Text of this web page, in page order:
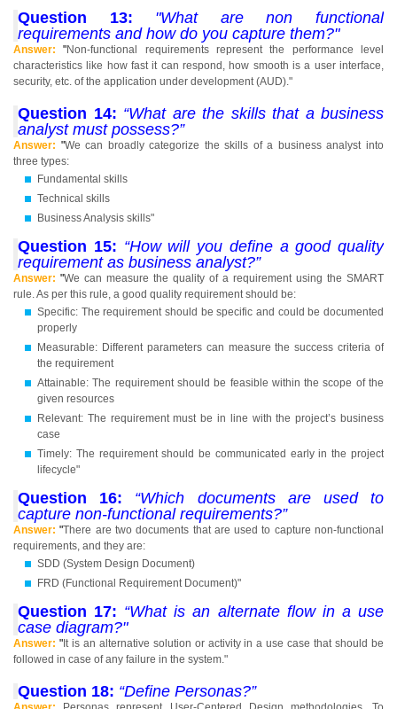
Question 13: "What are non functional
requirements and how do you capture them?"
Answer:"Non-functional requirements represent the performance level
characteristics like how fast it can respond, how smooth is a user interface,
security, etc. of the application under development (AUD)."
Question 14: “What are the skills that a business
analyst must possess?”
Answer: "We can broadly categorize the skills of a business analyst into
three types:
Fundamental skills
Technical skills
Business Analysis skills"
Question 15: “How will you define a good quality
requirement as business analyst?”
Answer: "We can measure the quality of a requirement using the SMART
rule. As per this rule, a good quality requirement should be:
Specific: The requirement should be specific and could be documented
properly
Measurable: Different parameters can measure the success criteria of
the requirement
Attainable: The requirement should be feasible within the scope of the
given resources
Relevant: The requirement must be in line with the project’s business
case
Timely: The requirement should be communicated early in the project
lifecycle"
Question 16: “Which documents are used to
capture non-functional requirements?”
Answer:"There are two documents that are used to capture non-functional
requirements, and they are:
SDD (System Design Document)
FRD (Functional Requirement Document)"
Question 17: “What is an alternate flow in a use
case diagram?"
Answer: "It is an alternative solution or activity in a use case that should be
followed in case of any failure in the system."
Question 18: “Define Personas?”